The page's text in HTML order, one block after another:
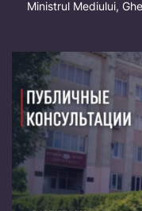
Ministrul Mediului,